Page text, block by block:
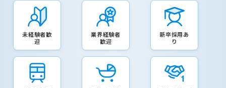
未経験者歓
迎
業界経験者
歓迎
新卒採用あ
り